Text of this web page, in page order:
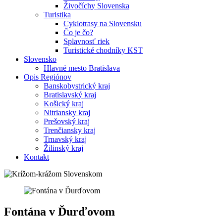
Živočíchy Slovenska
Turistika
Cyklotrasy na Slovensku
Čo je čo?
Splavnosť riek
Turistické chodníky KST
Slovensko
Hlavné mesto Bratislava
Opis Regiónov
Banskobystrický kraj
Bratislavský kraj
Košický kraj
Nitriansky kraj
Prešovský kraj
Trenčiansky kraj
Trnavský kraj
Žilinský kraj
Kontakt
Fontána v Ďurďovom